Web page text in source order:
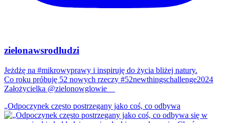
zielonawsrodludzi
Jeżdżę na #mikrowyprawy i inspiruję do życia bliżej natury.
Co roku próbuję 52 nowych rzeczy #52newthingschallenge2024
Założycielka @zielonowglowie__
„Odpoczynek często postrzegany jako coś, co odbywa